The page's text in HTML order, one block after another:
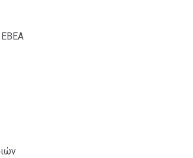
ΕΒΕΑ